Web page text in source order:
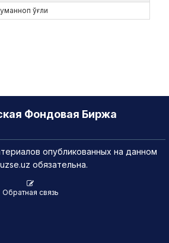
ўғли
Фондовая Биржа
опубликованных на данном
обязательна.
Обратная связь